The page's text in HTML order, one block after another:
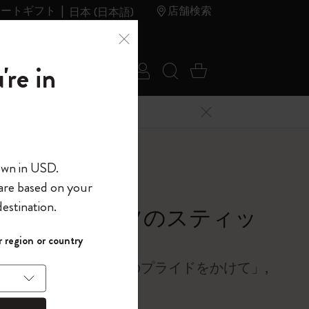
トギフト 日本 (日本語) 店舗検索
ール
ログイン
パスワードを表示
保存する
検索 (キーワード
カート 0 アイ
メニューを閉じる
ン・アッツのスティッ
・パッチ
いつも胸に「100％のプライドをかけて」,
ようこそ
、コード
力すると、初
無料になり
in
in USD.
based on your
or country